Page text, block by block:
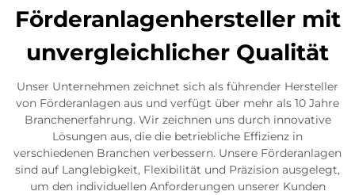
Förderanlagenhersteller mit
unvergleichlicher Qualität
Unser Unternehmen zeichnet sich als führender Hersteller
von Förderanlagen aus und verfügt über mehr als 10 Jahre
Branchenerfahrung. Wir zeichnen uns durch innovative
Lösungen aus, die die betriebliche Effizienz in
verschiedenen Branchen verbessern. Unsere Förderanlagen
sind auf Langlebigkeit, Flexibilität und Präzision ausgelegt,
um den individuellen Anforderungen unserer Kunden